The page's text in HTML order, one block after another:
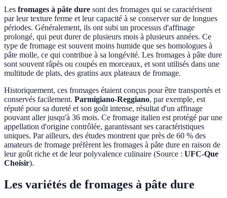
Les fromages à pâte dure sont des fromages qui se caractérisent
par leur texture ferme et leur capacité à se conserver sur de longues
périodes. Généralement, ils ont subi un processus d'affinage
prolongé, qui peut durer de plusieurs mois à plusieurs années. Ce
type de fromage est souvent moins humide que ses homologues à
pâte molle, ce qui contribue à sa longévité. Les fromages à pâte dure
sont souvent râpés ou coupés en morceaux, et sont utilisés dans une
multitude de plats, des gratins aux plateaux de fromage.
Historiquement, ces fromages étaient conçus pour être transportés et
conservés facilement. Parmigiano-Reggiano, par exemple, est
réputé pour sa dureté et son goût intense, résultat d'un affinage
pouvant aller jusqu'à 36 mois. Ce fromage italien est protégé par une
appellation d'origine contrôlée, garantissant ses caractéristiques
uniques. Par ailleurs, des études montrent que près de 60 % des
amateurs de fromage préfèrent les fromages à pâte dure en raison de
leur goût riche et de leur polyvalence culinaire (Source : UFC-Que
Choisir).
Les variétés de fromages à pâte dure